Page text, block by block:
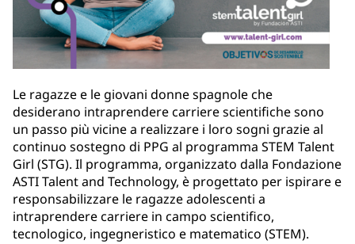
Le ragazze e le giovani donne spagnole che
desiderano intraprendere carriere scientifiche sono
un passo più vicine a realizzare i loro sogni grazie al
continuo sostegno di PPG al programma STEM Talent
Girl (STG). Il programma, organizzato dalla Fondazione
ASTI Talent and Technology, è progettato per ispirare e
responsabilizzare le ragazze adolescenti a
intraprendere carriere in campo scientifico,
tecnologico, ingegneristico e matematico (STEM).